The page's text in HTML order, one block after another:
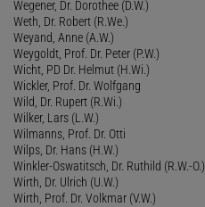
Wegener, Dr. Dorothee (D.W.)
Weth, Dr. Robert (R.We.)
Weyand, Anne (A.W.)
Weygoldt, Prof. Dr. Peter (P.W.)
Wicht, PD Dr. Helmut (H.Wi.)
Wickler, Prof. Dr. Wolfgang
Wild, Dr. Rupert (R.Wi.)
Wilker, Lars (L.W.)
Wilmanns, Prof. Dr. Otti
Wilps, Dr. Hans (H.W.)
Winkler-Oswatitsch, Dr. Ruthild (R.W.-O.)
Wirth, Dr. Ulrich (U.W.)
Wirth, Prof. Dr. Volkmar (V.W.)